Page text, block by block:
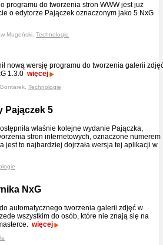
programu do tworzenia stron WWW jest już
o edytorze Pajączek oznaczonym jako 5 NxG
Mugeński, Technologie
nową wersję programu do tworzenia galerii
1.3.0 więcej
Technologie
Pajączek 5
właśnie kolejne wydanie Pajączka,
stron internetowych, oznaczone numerem
jest to najbardziej dojrzała wersja tej aplikacji w
NxG
automatycznego tworzenia galerii zdjęć w
wszystkim do osób, które nie znają się na
więcej